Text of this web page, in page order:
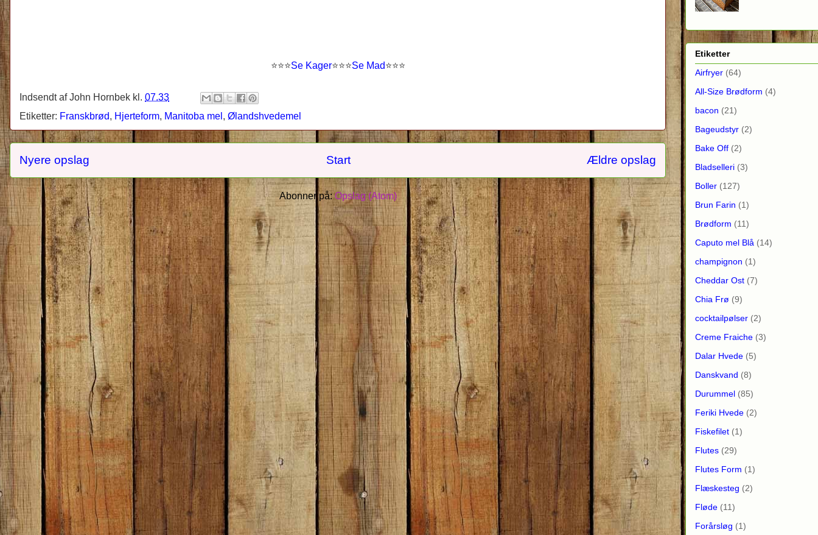
⭐⭐⭐Se Kager⭐⭐⭐Se Mad⭐⭐⭐
Indsendt afJohn Hornbek kl. 07.33
Etiketter: Franskbrød, Hjerteform, Manitoba mel , Ølandshvedemel
Nyere opslag Ældre opslag
Start
Abonner på:Opslag (Atom)
Etiketter
Airfryer (64)
All-Size Brødform (4)
bacon (21)
Bageudstyr (2)
Bake Off (2)
Bladselleri (3)
Boller (127)
Brun Farin (1)
Brødform (11)
Caputo mel Blå (14)
champignon (1)
Cheddar Ost (7)
Chia Frø (9)
cocktailpølser (2)
Creme Fraiche (3)
Dalar Hvede (5)
Danskvand (8)
Durummel (85)
Feriki Hvede (2)
Fiskefilet (1)
Flutes (29)
Flutes Form (1)
Flæskesteg (2)
Fløde (11)
Forårsløg (1)